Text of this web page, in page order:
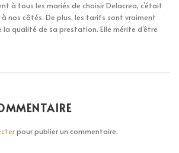
à tous les mariés de choisir Delacrea, c’était
à nos côtés. De plus, les tarifs sont vraiment
la qualité de sa prestation. Elle mérite d’être
pour publier un commentaire.